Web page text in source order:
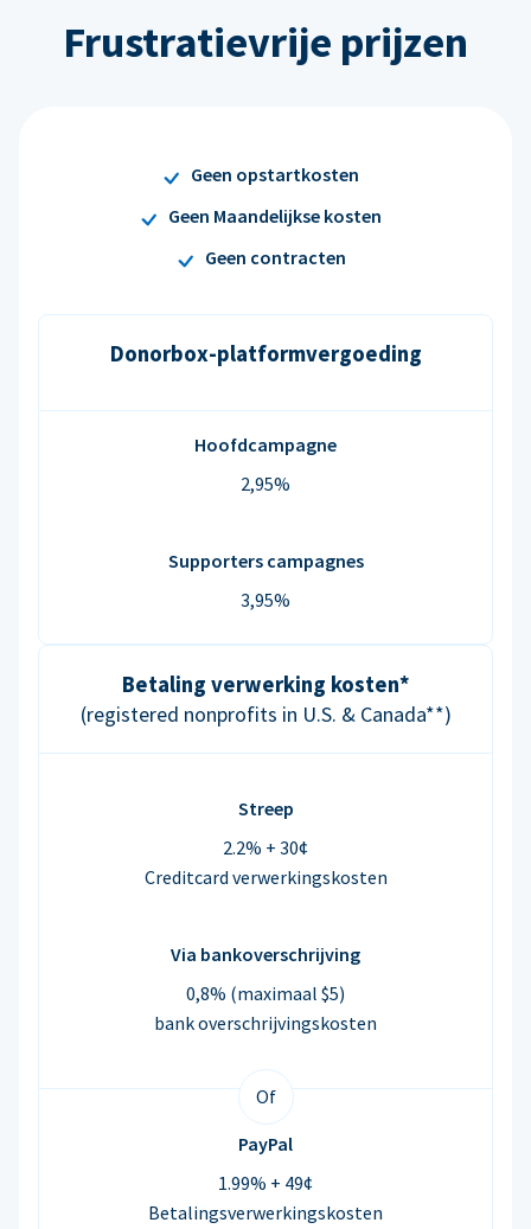
Frustratievrije prijzen
Geen opstartkosten
Geen Maandelijkse kosten
Geen contracten
Donorbox-platformvergoeding
Hoofdcampagne
2,95%
Supporters campagnes
3,95%
Betaling verwerking kosten*
(registered nonprofits in U.S. & Canada**)
Streep
2.2% + 30¢
Creditcard verwerkingskosten
Via bankoverschrijving
0,8% (maximaal $5)
bank overschrijvingskosten
Of
PayPal
1.99% + 49¢
Betalingsverwerkingskosten